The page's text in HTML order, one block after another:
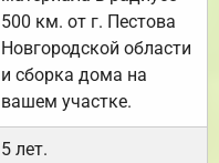
500 км. от г. Пестова
Новгородской области
и сборка дома на
вашем участке.
5 лет.